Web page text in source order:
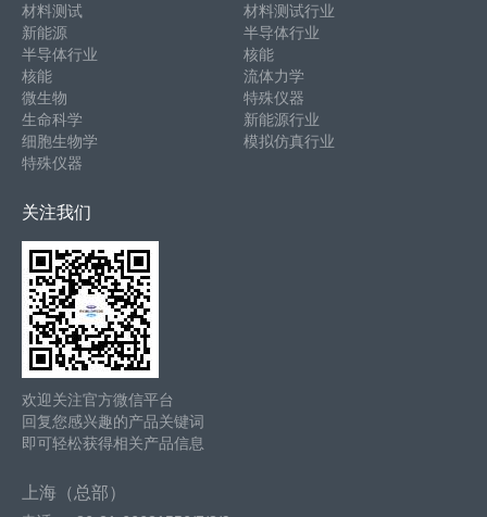
材料测试
新能源
半导体行业
核能
微生物
生命科学
细胞生物学
特殊仪器
材料测试行业
半导体行业
核能
流体力学
特殊仪器
新能源行业
模拟仿真行业
关注我们
欢迎关注官方微信平台
回复您感兴趣的产品关键词
即可轻松获得相关产品信息
上海（总部）